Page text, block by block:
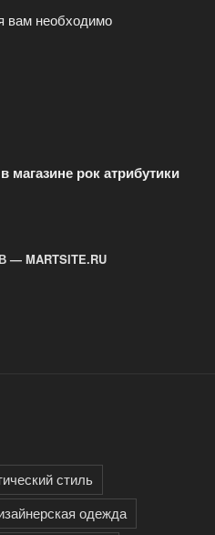
вам необходимо
рок атрибутики
MARTSITE.RU
стиль
одежда